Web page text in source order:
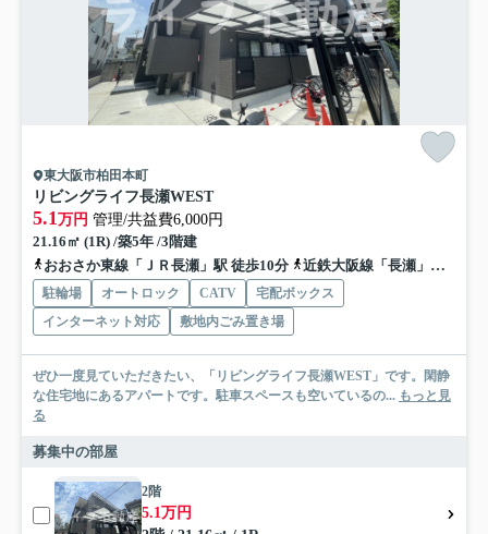
東大阪市柏田本町
リビングライフ長瀬WEST
5.1万円 管理/共益費6,000円
21.16㎡ (1R) /築5年 /3階建
おおさか東線「ＪＲ長瀬」駅 徒歩10分
近鉄大阪線「長瀬」駅 徒歩14分
駐輪場 オートロック CATV
宅配ボックス
インターネット対応
敷地内ごみ置き場
ぜひ一度見ていただきたい、「リビングライフ長瀬WEST」です。閑静
な住宅地にあるアパートです。駐車スペースも空いているの... もっと見
る
募集中の部屋
2階
5.1万円